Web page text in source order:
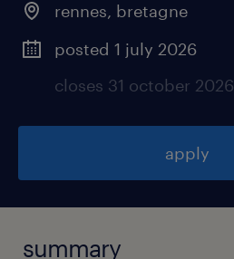
rennes, bretagne
posted 1 july 2026
closes 31 october 2026
apply
summary